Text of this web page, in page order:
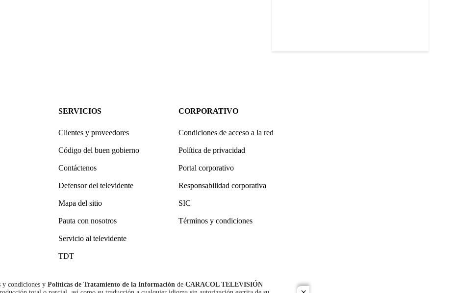
SERVICIOS
Clientes y proveedores
Código del buen gobierno
Contáctenos
Defensor del televidente
Mapa del sitio
Pauta con nosotros
Servicio al televidente
TDT
CORPORATIVO
Condiciones de acceso a la red
Política de privacidad
Portal corporativo
Responsabilidad corporativa
SIC
Términos y condiciones
y condiciones y Políticas de Tratamiento de la Información de CARACOL TELEVISIÓN